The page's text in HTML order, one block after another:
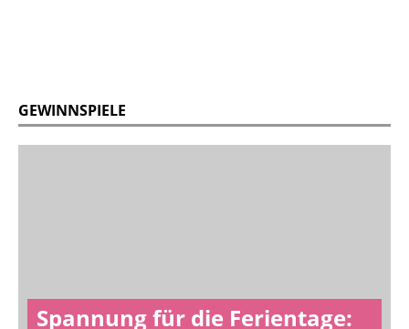
GEWINNSPIELE
Spannung für die Ferientage: